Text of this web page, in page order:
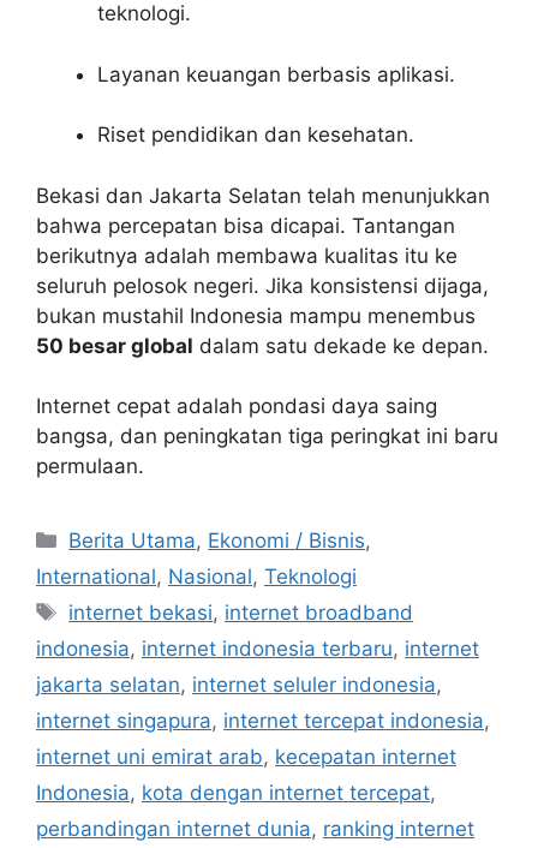
teknologi.
Layanan keuangan berbasis aplikasi.
Riset pendidikan dan kesehatan.
Bekasi dan Jakarta Selatan telah menunjukkan
bahwa percepatan bisa dicapai. Tantangan
berikutnya adalah membawa kualitas itu ke
seluruh pelosok negeri. Jika konsistensi dijaga,
bukan mustahil Indonesia mampu menembus
50 besar global dalam satu dekade ke depan.
Internet cepat adalah pondasi daya saing
bangsa, dan peningkatan tiga peringkat ini baru
permulaan.
C
a
e
g
o
r
i
s
Berita Utama, Ekonomi / Bisnis,
International, Nasional, Teknologi
T
a
s
internet bekasi, internet broadband
indonesia, internet indonesia terbaru, internet
jakarta selatan, internet seluler indonesia,
internet singapura, internet tercepat indonesia,
internet uni emirat arab, kecepatan internet
Indonesia, kota dengan internet tercepat,
perbandingan internet dunia, ranking internet